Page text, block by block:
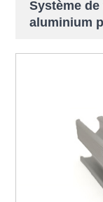
Système
aluminium